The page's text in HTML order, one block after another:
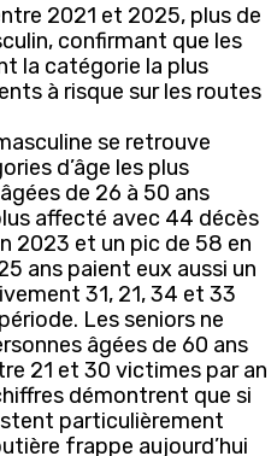
2021 et 2025, plus de
confirmant que les
la catégorie la plus
à risque sur les routes
se retrouve
d’âge les plus
de 26 à 50 ans
affecté avec 44 décès
2023 et un pic de 58 en
ans paient eux aussi un
31, 21, 34 et 33
Les seniors ne
âgées de 60 ans
21 et 30 victimes par an
démontrent que si
particulièrement
frappe aujourd’hui